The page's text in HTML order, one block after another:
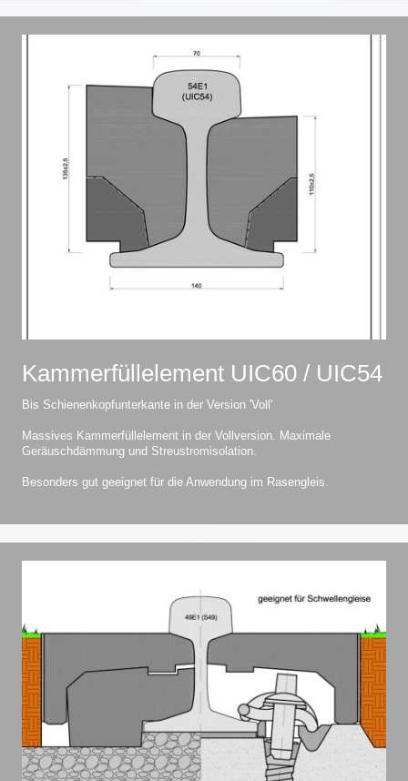
Kammerfüllelement UIC60 / UIC54
Bis Schienenkopfunterkante in der Version 'Voll'
Massives Kammerfüllelement in der Vollversion. Maximale
Geräuschdämmung und Streustromisolation.
Besonders gut geeignet für die Anwendung im Rasengleis.